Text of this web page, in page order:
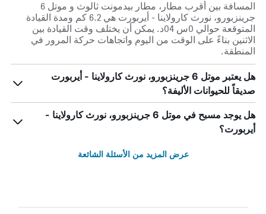
المسافة بين أقرب مطار، مطار بيدمونت ثالوث و موتل 6
جرينزبورو، نورث كارولاينا - أيربورت هي 6.2 كم ومدة القيادة
المتوقعة حوالي 0س 04د. يمكن أن يختلف وقت القيادة بين
الاثنين بناءً على الوقت من اليوم واتجاهات حركة المرور في
المنطقة.
هل يعتبر موتل 6 جرينزبورو، نورث كارولاينا - أيربورت
صديقاً للحيوانات الأليفة؟
هل يوجد مسبح في موتل 6 جرينزبورو، نورث كارولاينا -
أيربورت؟
عرض المزيد من الأسئلة الشائعة